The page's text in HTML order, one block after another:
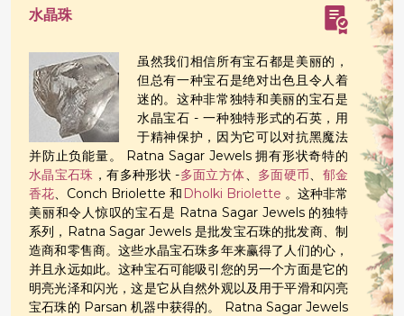
水晶珠
虽然我们相信所有宝石都是美丽的，
但总有一种宝石是绝对出色且令人着
迷的。这种非常独特和美丽的宝石是
水晶宝石 - 一种独特形式的石英，用
于精神保护，因为它可以对抗黑魔法
并防止负能量。 Ratna Sagar Jewels 拥有形状奇特的
水晶宝石珠 ，有多种形状 -多面立方体、 多面硬币、 郁金
香花、Conch Briolette 和 Dholki Briolette 。这种非常
美丽和令人惊叹的宝石是 Ratna Sagar Jewels 的独特
系列，Ratna Sagar Jewels 是批发宝石珠的批发商、制
造商和零售商。这些水晶宝石珠多年来赢得了人们的心，
并且永远如此。这种宝石可能吸引您的另一个方面是它的
明亮光泽和闪光，这是它从自然外观以及用于平滑和闪亮
宝石珠的 Parsan 机器中获得的。 Ratna Sagar Jewels